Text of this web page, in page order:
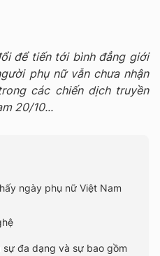
để tiến tới bình đẳng giới
phụ nữ vẫn chưa nhận
các chiến dịch truyền
20/10...
ngày phụ nữ Việt Nam
đa dạng và sự bao gồm